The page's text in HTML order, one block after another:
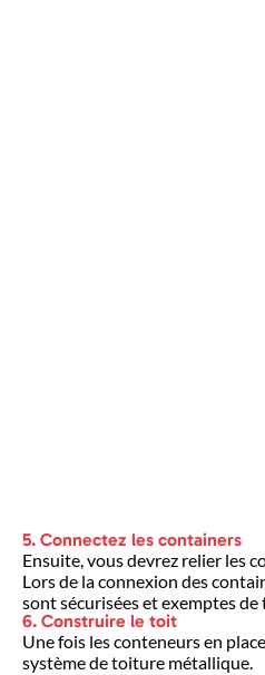
5. Connectez les containers
Ensuite, vous devrez relier les
Lors de la connexion des
sont sécurisées et exemptes
6. Construire le toit
Une fois les conteneurs en
système de toiture métallique.